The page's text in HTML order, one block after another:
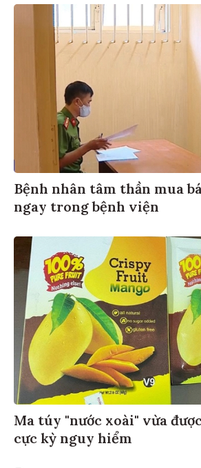
Bệnh nhân tâm thần mua
ngay trong bệnh viện
Ma túy "nước xoài" vừa
cực kỳ nguy hiểm